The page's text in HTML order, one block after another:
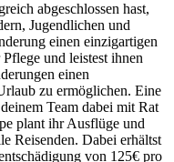
abgeschlossen hast,
Jugendlichen und
einen einzigartigen
und leistest ihnen
einen
zu ermöglichen. Eine
Team dabei mit Rat
plant ihr Ausflüge und
Reisenden. Dabei erhältst
von 125€ pro